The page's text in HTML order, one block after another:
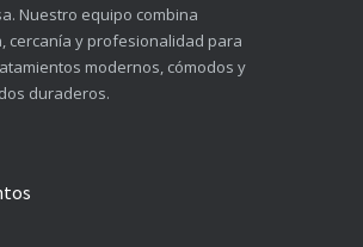
Nuestro equipo combina
cercanía y profesionalidad para
modernos, cómodos y
duraderos.